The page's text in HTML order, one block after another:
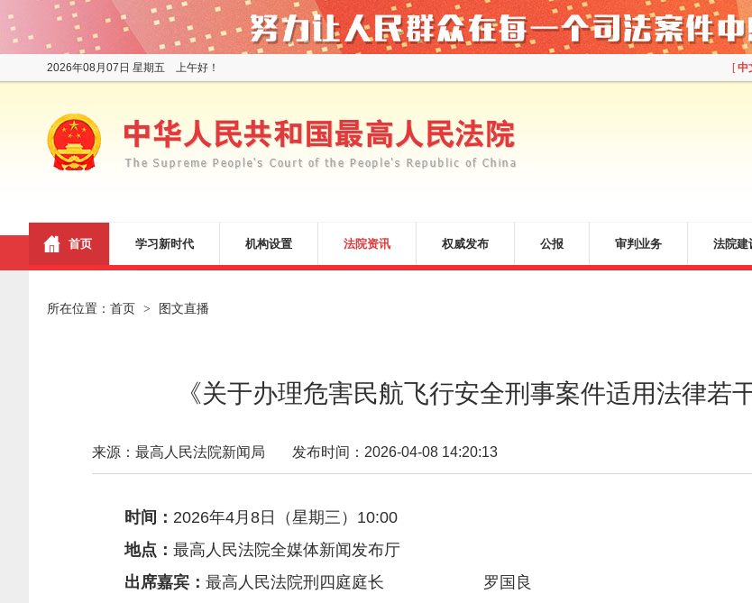
[中
2026年08月07日 星期五 上午好！
首页 学习新时代 机构设置 法院资讯 权威发布 公报 审判业务 法院建
所在位置： 首页 > 图文直播
《关于办理危害民航飞行安全刑事案件适用法律若
来源：最高人民法院新闻局 发布时间：2026-04-08 14:20:13
时间： 2026年4月8日（星期三）10:00
地点： 最高人民法院全媒体新闻发布厅
出席嘉宾： 最高人民法院刑四庭庭长 罗国良